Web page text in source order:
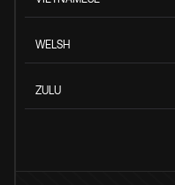
WELSH
ZULU